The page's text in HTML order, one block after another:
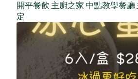
開平餐飲 主廚之家 中點教學餐廳
定